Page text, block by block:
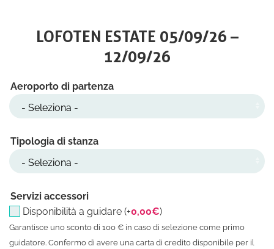
LOFOTEN ESTATE 05/09/26 –
12/09/26
Aeroporto di partenza
Tipologia di stanza
Servizi accessori
Disponibilità a guidare (+0,00€)
Garantisce uno sconto di 100 € in caso di selezione come primo
guidatore. Confermo di avere una carta di credito disponibile per il